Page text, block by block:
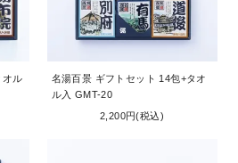
オル
名湯百景 ギフトセット 14包+タオ
ル入 GMT-20
2,200円(税込)